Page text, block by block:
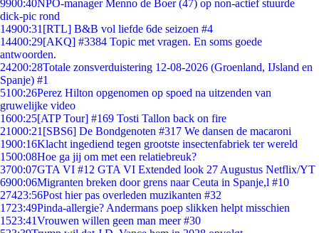
9900:40NPO-manager Menno de Boer (47) op non-actief stuurde
dick-pic rond
14900:31 [RTL] B&B vol liefde 6de seizoen #4
14400:29[AKQ] #3384 Topic met vragen. En soms goede
antwoorden.
24200:28Totale zonsverduistering 12-08-2026 (Groenland, IJsland en
Spanje) #1
5100:26Perez Hilton opgenomen op spoed na uitzenden van
gruwelijke video
1600:25[ATP Tour] #169 Tosti Tallon back on fire
21000:21 [SBS6] De Bondgenoten #317 We dansen de macaroni
1900:16Klacht ingediend tegen grootste insectenfabriek ter wereld
1500:08Hoe ga jij om met een relatiebreuk?
3700:07GTA VI #12 GTA VI Extended look 27 Augustus Netflix/YT
6900:06Migranten breken door grens naar Ceuta in Spanje,l #10
27423:56Post hier pas overleden muzikanten #32
1723:49Pinda-allergie? Andermans poep slikken helpt misschien
1523:41Vrouwen willen geen man meer #30